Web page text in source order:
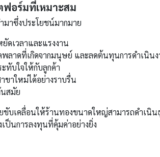
อร์มที่เหมาะสม
าซึ่งประโยชน์มากมาย
เวลาและแรงงาน
ลาดที่เกิดจากมนุษย์ และลดต้นทุนการดำเนิน
ทับใจให้กับลูกค้า
ขาใหม่ได้อย่างราบรื่น
สมัย
เคลื่อนให้ร้านทองขนาดใหญ่สามารถดำเนิน
ป็นการลงทุนที่คุ้มค่าอย่างยิ่ง